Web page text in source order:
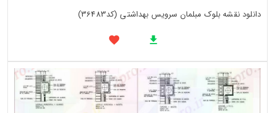
دانلود نقشه بلوک مبلمان سرویس بهداشتی (کد36483)